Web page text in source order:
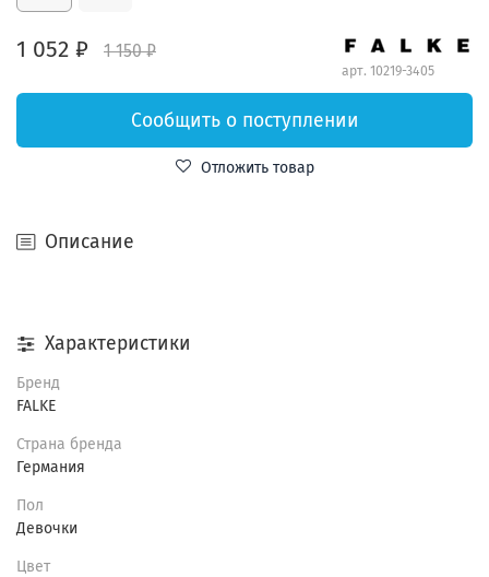
1 052 ₽ 1 150 ₽
арт. 10219-3405
Сообщить о поступлении
Отложить товар
Описание
Характеристики
Бренд
FALKE
Страна бренда
Германия
Пол
Девочки
Цвет